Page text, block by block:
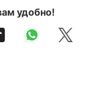
удобно!